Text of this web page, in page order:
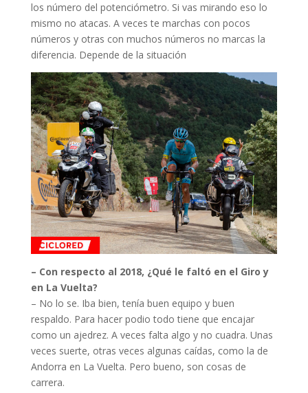
los número del potenciómetro. Si vas mirando eso lo
mismo no atacas. A veces te marchas con pocos
números y otras con muchos números no marcas la
diferencia. Depende de la situación
– Con respecto al 2018, ¿Qué le faltó en el Giro y
en La Vuelta?
– No lo se. Iba bien, tenía buen equipo y buen
respaldo. Para hacer podio todo tiene que encajar
como un ajedrez. A veces falta algo y no cuadra. Unas
veces suerte, otras veces algunas caídas, como la de
Andorra en La Vuelta. Pero bueno, son cosas de
carrera.